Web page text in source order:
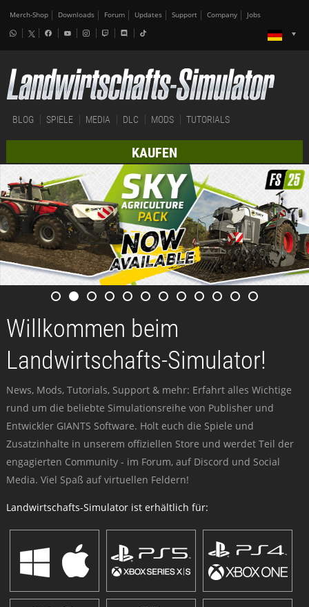
Merch-Shop Downloads Forum Updates Support Company Jobs
BLOG SPIELE MEDIA DLC MODS TUTORIALS
KAUFEN
Willkommen beim
Landwirtschafts-Simulator!
News, Mods, Tutorials, Support & mehr: Erfahrt alles Wichtige
rund um die beliebte Simulationsreihe von Publisher und
Entwickler GIANTS Software. Holt euch die Spiele und
Zusatzinhalte in unserem offiziellen Store und werdet Teil der
engagierten Community - im Forum, auf Discord und Social
Media. Viel Spaß auf virtuellen Feldern!
Landwirtschafts-Simulator ist erhältlich für: